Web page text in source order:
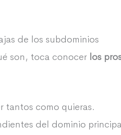
de los subdominios
son, toca conocer los
tantos como quieras.
del dominio